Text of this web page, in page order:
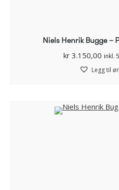
Niels Henrik Bugge –
kr 3.150,00 inkl.
Legg til